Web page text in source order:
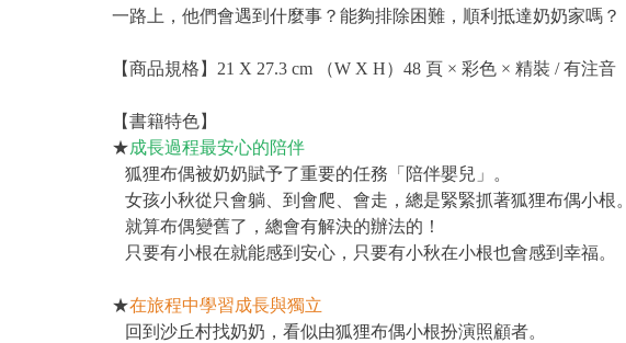
一路上，他們會遇到什麼事？能夠排除困難，順利抵達奶奶家嗎？
【商品規格】21 X 27.3 cm （W X H）48 頁 × 彩色 × 精裝 / 有注音
【書籍特色】
★成長過程最安心的陪伴
狐狸布偶被奶奶賦予了重要的任務「陪伴嬰兒」。
女孩小秋從只會躺、到會爬、會走，總是緊緊抓著狐狸布偶小根。
就算布偶變舊了，總會有解決的辦法的！
只要有小根在就能感到安心，只要有小秋在小根也會感到幸福。
★在旅程中學習成長與獨立
回到沙丘村找奶奶，看似由狐狸布偶小根扮演照顧者。